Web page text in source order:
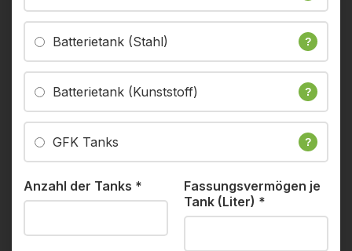
Batterietank (Stahl) ?
Batterietank (Kunststoff) ?
GFK Tanks ?
Anzahl der Tanks *
Fassungsvermögen je
Tank (Liter) *